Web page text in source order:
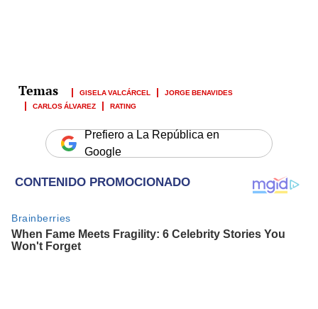
GISELA VALCÁRCEL
JORGE BENAVIDES
CARLOS ÁLVAREZ
RATING
Prefiero a La República en
Google